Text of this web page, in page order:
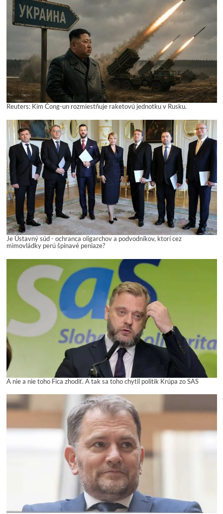
Reuters: Kim Čong-un rozmiestňuje raketovú jednotku v Rusku.
Je Ústavný súd - ochranca oligarchov a podvodníkov, ktorí cez
mimovládky perú špinavé peniaze?
A nie a nie toho Fica zhodiť. A tak sa toho chytil politik Krúpa zo SAS